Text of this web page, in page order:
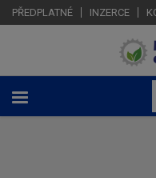
PŘEDPLATNÉ INZERCE